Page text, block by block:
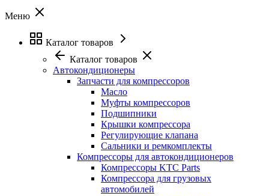
Меню
Каталог товаров
Каталог товаров
Автокондиционеры
Запчасти для компрессоров
Масло
Муфты компрессоров
Подшипники
Крышки компрессора
Регулирующие клапана
Сальники и ремкомплекты
Компрессоры для автокондиционеров
Компрессоры KTC Parts
Компрессора для грузовых
автомобилей